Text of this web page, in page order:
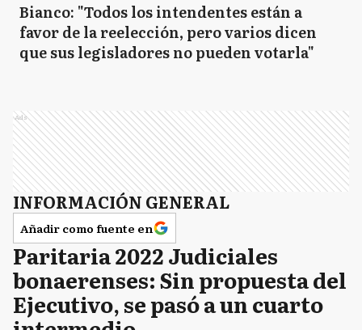
Bianco: "Todos los intendentes están a
favor de la reelección, pero varios dicen
que sus legisladores no pueden votarla"
Ads
INFORMACIÓN GENERAL
Añadir como fuente en
Paritaria 2022 Judiciales
bonaerenses: Sin propuesta del
Ejecutivo, se pasó a un cuarto